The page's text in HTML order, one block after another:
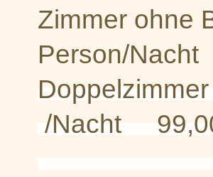
Zimmer ohne
Person/
/Nacht